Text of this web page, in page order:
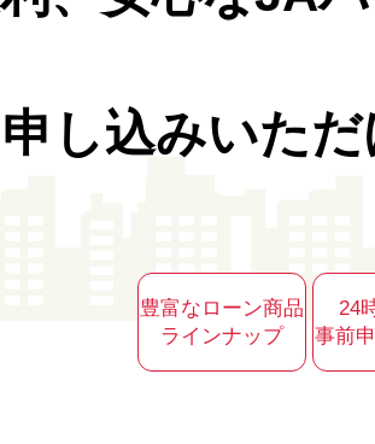
し込みいた
豊富なローン商品
ラインナップ
24
事前